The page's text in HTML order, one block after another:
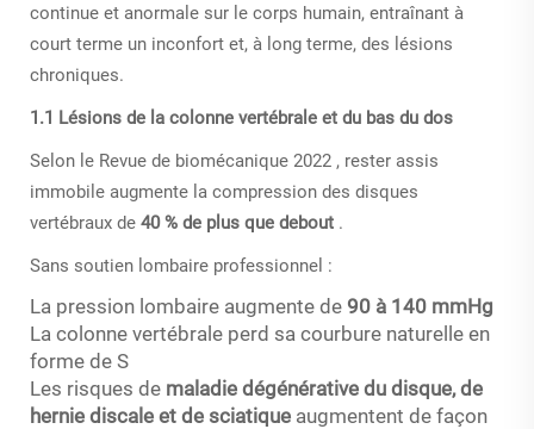
continue et anormale sur le corps humain, entraînant à
court terme un inconfort et, à long terme, des lésions
chroniques.
1.1 Lésions de la colonne vertébrale et du bas du dos
Selon le Revue de biomécanique 2022 , rester assis
immobile augmente la compression des disques
vertébraux de 40 % de plus que debout .
Sans soutien lombaire professionnel :
La pression lombaire augmente de 90 à 140 mmHg
La colonne vertébrale perd sa courbure naturelle en
forme de S
Les risques de maladie dégénérative du disque, de
hernie discale et de sciatique augmentent de façon